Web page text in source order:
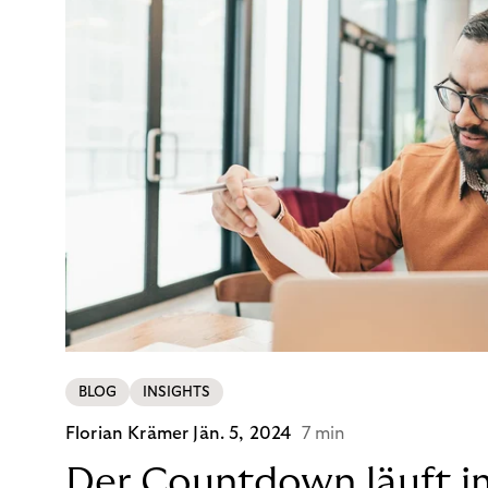
BLOG INSIGHTS
Florian Krämer Jän. 5, 2024 7 min